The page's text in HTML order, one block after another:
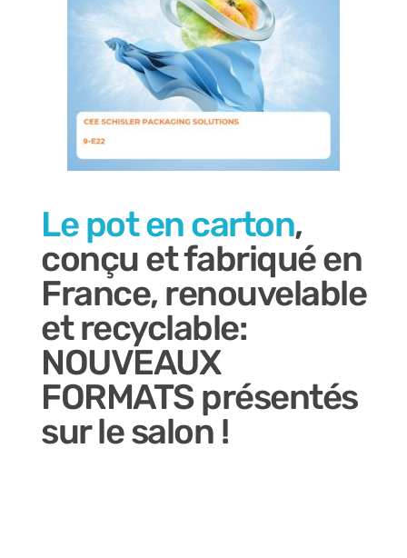
Le pot en carton,
conçu et fabriqué en
France, renouvelable
et recyclable:
NOUVEAUX
FORMATS présentés
sur le salon !